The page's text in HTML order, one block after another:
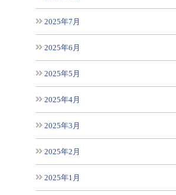
2025年7月
2025年6月
2025年5月
2025年4月
2025年3月
2025年2月
2025年1月